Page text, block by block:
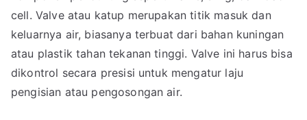
cell. Valve atau katup merupakan titik masuk dan
keluarnya air, biasanya terbuat dari bahan kuningan
atau plastik tahan tekanan tinggi. Valve ini harus bisa
dikontrol secara presisi untuk mengatur laju
pengisian atau pengosongan air.